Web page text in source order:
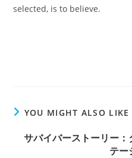
selected, is to believe.
YOU MIGHT ALSO LIKE
サバイバーストーリー
テー